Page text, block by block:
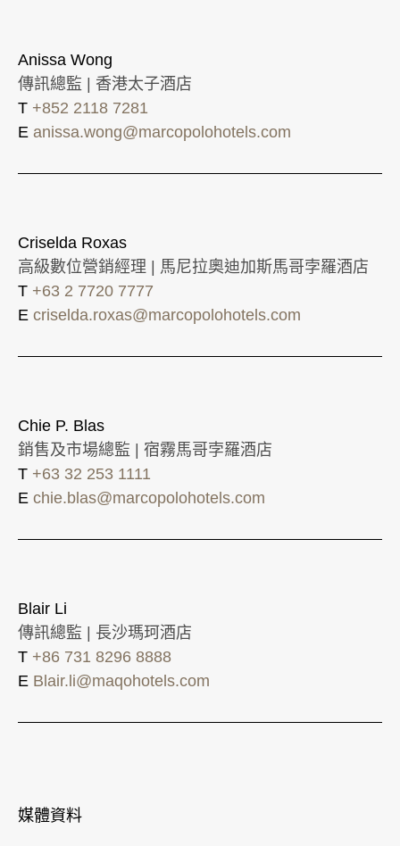
Anissa Wong
傳訊總監 | 香港太子酒店
T +852 2118 7281
E anissa.wong@marcopolohotels.com
Criselda Roxas
高級數位營銷經理 | 馬尼拉奧迪加斯馬哥孛羅酒店
T +63 2 7720 7777
E criselda.roxas@marcopolohotels.com
Chie P. Blas
銷售及市場總監 | 宿霧馬哥孛羅酒店
T +63 32 253 1111
E chie.blas@marcopolohotels.com
Blair Li
傳訊總監 | 長沙瑪珂酒店
T +86 731 8296 8888
E Blair.li@maqohotels.com
媒體資料